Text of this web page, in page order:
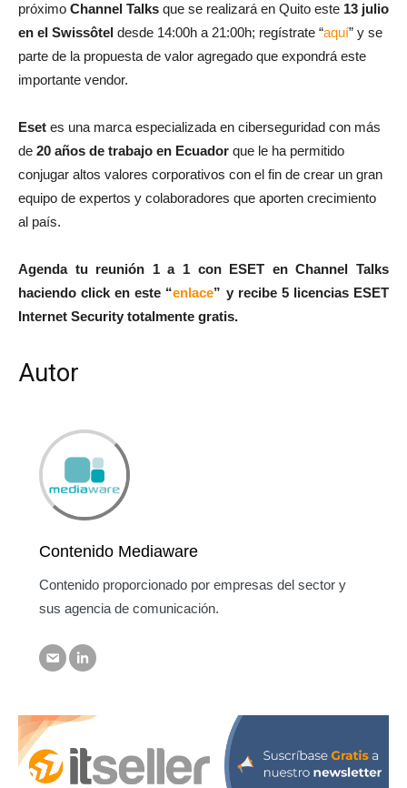
próximo Channel Talks que se realizará en Quito este 13 julio
en el Swissôtel desde 14:00h a 21:00h; regístrate “aquí” y se
parte de la propuesta de valor agregado que expondrá este
importante vendor.
Eset es una marca especializada en ciberseguridad con más
de 20 años de trabajo en Ecuador que le ha permitido
conjugar altos valores corporativos con el fin de crear un gran
equipo de expertos y colaboradores que aporten crecimiento
al país.
Agenda tu reunión 1 a 1 con ESET en Channel Talks
haciendo click en este “enlace” y recibe 5 licencias ESET
Internet Security totalmente gratis.
Autor
Contenido Mediaware
Contenido proporcionado por empresas del sector y
sus agencia de comunicación.